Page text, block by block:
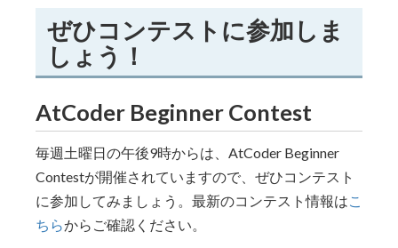
ぜひコンテストに参加しま
しょう！
AtCoder Beginner Contest
毎週土曜日の午後9時からは、AtCoder Beginner
Contestが開催されていますので、ぜひコンテスト
に参加してみましょう。最新のコンテスト情報はこ
ちらからご確認ください。